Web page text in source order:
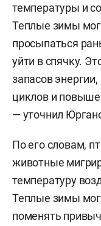
температуры и
Теплые зимы
просыпаться
уйти в спячку.
запасов
циклов и
— уточнил
По его словам,
животные
температуру
Теплые зимы
поменять